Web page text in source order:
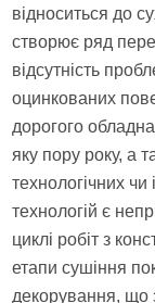
відноситься до
створює ряд
відсутність
оцинкованих
дорогого
яку пору року, а
технологічних
технологій є
циклі робіт з
етапи сушіння
декорування, що